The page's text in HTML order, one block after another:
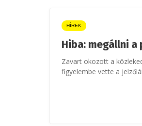
HÍREK
Hiba: megállni
Zavart okozott a
figyelembe vette a